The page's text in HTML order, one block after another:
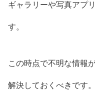
ギャラリーや写真アプ
す。
この時点で不明な情報
解決しておくべきです。